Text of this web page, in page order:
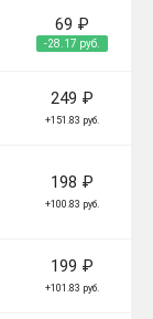
69 ₽
-28.17 руб.
249 ₽
+151.83 руб.
198 ₽
+100.83 руб.
199 ₽
+101.83 руб.